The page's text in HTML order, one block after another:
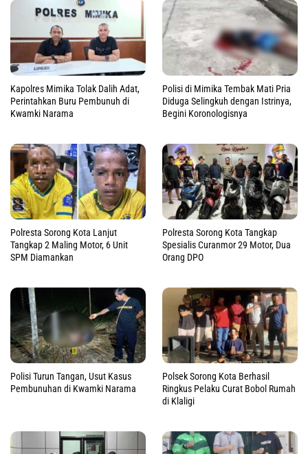
Kapolres Mimika Tolak Dalih Adat,
Perintahkan Buru Pembunuh di
Kwamki Narama
Polisi di Mimika Tembak Mati Pria
Diduga Selingkuh dengan Istrinya,
Begini Koronologisnya
Polresta Sorong Kota Lanjut
Tangkap 2 Maling Motor, 6 Unit
SPM Diamankan
Polresta Sorong Kota Tangkap
Spesialis Curanmor 29 Motor, Dua
Orang DPO
Polisi Turun Tangan, Usut Kasus
Pembunuhan di Kwamki Narama
Polsek Sorong Kota Berhasil
Ringkus Pelaku Curat Bobol Rumah
di Klaligi